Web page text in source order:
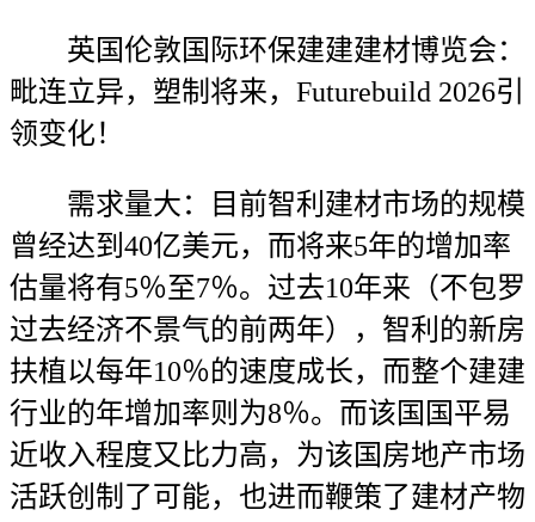
英国伦敦国际环保建建建材博览会：
毗连立异，塑制将来，Futurebuild 2026引
领变化！
需求量大：目前智利建材市场的规模
曾经达到40亿美元，而将来5年的增加率
估量将有5％至7％。过去10年来（不包罗
过去经济不景气的前两年），智利的新房
扶植以每年10％的速度成长，而整个建建
行业的年增加率则为8％。而该国国平易
近收入程度又比力高，为该国房地产市场
活跃创制了可能，也进而鞭策了建材产物